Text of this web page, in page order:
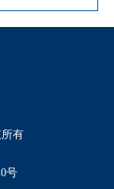
有
号